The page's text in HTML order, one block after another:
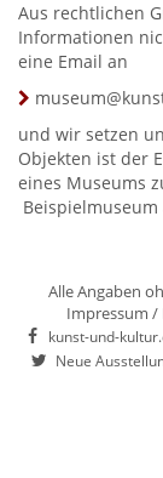
Aus rechtlichen
Informationen
eine Email an
und wir setzen
Objekten ist der
eines Museums
Beispielmuseum
Alle Angaben
Impressum /
kunst-und-
Neue